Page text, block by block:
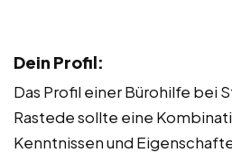
Dein Profil:
Das Profil einer Bürohilfe bei
Rastede sollte eine
Kenntnissen und